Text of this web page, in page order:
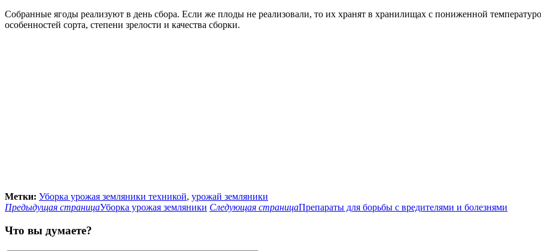
Собранные ягоды реализуют в день сбора. Если же плоды не реализовали, то их хранят в хранилищах с пониженной
особенностей сорта, степени зрелости и качества сборки.
Метки: Уборка урожая земляники техникой, урожай земляники
Предыдущая страницаУборка урожая земляники Следующая страницаПрепараты для борьбы с вредителями и болезнями
Что вы думаете?